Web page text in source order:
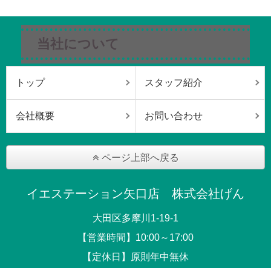
当社について
トップ スタッフ紹介
会社概要 お問い合わせ
ページ上部へ戻る
イエステーション矢口店 株式会社げん
大田区多摩川1-19-1
【営業時間】10:00～17:00
【定休日】原則年中無休